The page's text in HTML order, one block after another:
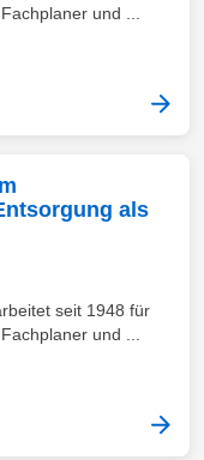
und ...
als
seit 1948 für
und ...